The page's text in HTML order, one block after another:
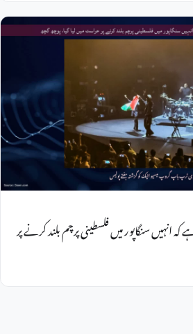
انہیں سنگاپور میں فلسطینی پرچم بلند کرنے پر